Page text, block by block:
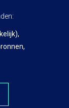
by Nimbu